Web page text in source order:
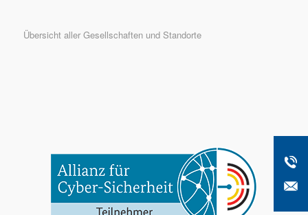
Übersicht aller Gesellschaften und Standorte